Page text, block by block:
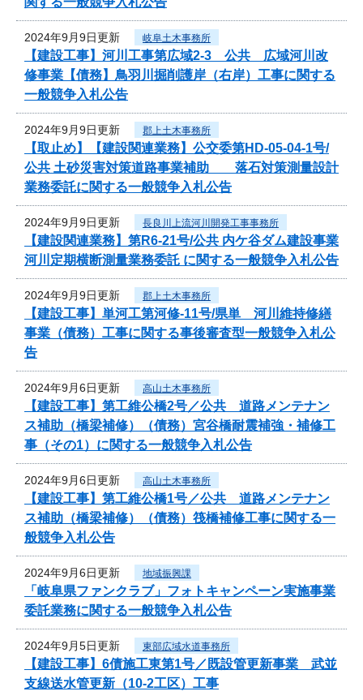
2024年9月9日更新 岐阜土木事務所
【建設工事】河川工事第広域2-3 公共 広域河川改
修事業【債務】鳥羽川掘削護岸（右岸）工事に関する
一般競争入札公告
2024年9月9日更新 郡上土木事務所
【取止め】【建設関連業務】公交委第HD-05-04-1号/
公共 土砂災害対策道路事業補助 落石対策測量設計
業務委託に関する一般競争入札公告
2024年9月9日更新 長良川上流河川開発工事事務所
【建設関連業務】第R6-21号/公共 内ケ谷ダム建設事業
河川定期横断測量業務委託 に関する一般競争入札公告
2024年9月9日更新 郡上土木事務所
【建設工事】単河工第河修-11号/県単 河川維持修繕
事業（債務）工事に関する事後審査型一般競争入札公
告
2024年9月6日更新 高山土木事務所
【建設工事】第工維公橋2号／公共 道路メンテナン
ス補助（橋梁補修）（債務）宮谷橋耐震補強・補修工
事（その1）に関する一般競争入札公告
2024年9月6日更新 高山土木事務所
【建設工事】第工維公橋1号／公共 道路メンテナン
ス補助（橋梁補修）（債務）筏橋補修工事に関する一
般競争入札公告
2024年9月6日更新 地域振興課
「岐阜県ファンクラブ」フォトキャンペーン実施事業
委託業務に関する一般競争入札公告
2024年9月5日更新 東部広域水道事務所
【建設工事】6債施工東第1号／既設管更新事業 武並
支線送水管更新（10-2工区）工事